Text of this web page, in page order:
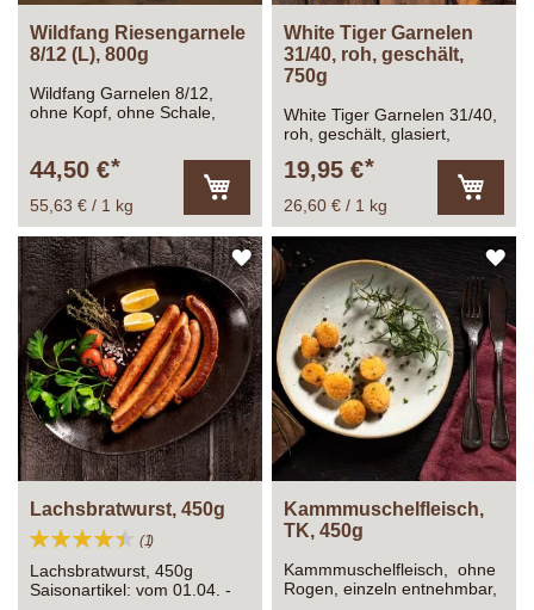
Wildfang Riesengarnele
8/12 (L), 800g
Wildfang Garnelen 8/12,
ohne Kopf, ohne Schale,
44,50 €
55,63 € / 1 kg
den
Warenkorb
White Tiger Garnelen
31/40, roh, geschält,
750g
White Tiger Garnelen 31/40,
roh, geschält, glasiert,
Abtropfgewicht: 750g
19,95 €
26,60 € / 1 kg
den
ZUR
WUNSCHLISTE
HINZUFÜGEN
Lachsbratwurst, 450g
Bewertung:
1
Lachsbratwurst, 450g
Saisonartikel: vom 01.04. -
Kammmuschelfleisch,
TK, 450g
Kammmuschelfleisch, ohne
Rogen, einzeln entnehmbar,